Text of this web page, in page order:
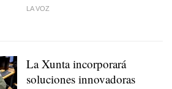
LA VOZ
La Xunta incorporará
soluciones innovadoras